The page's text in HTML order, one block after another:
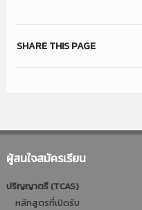
SHARE THIS PAGE
ผู้สนใจสมัครเรียน
ปริญญาตรี (TCAS)
หลักสูตรที่เปิดรับ